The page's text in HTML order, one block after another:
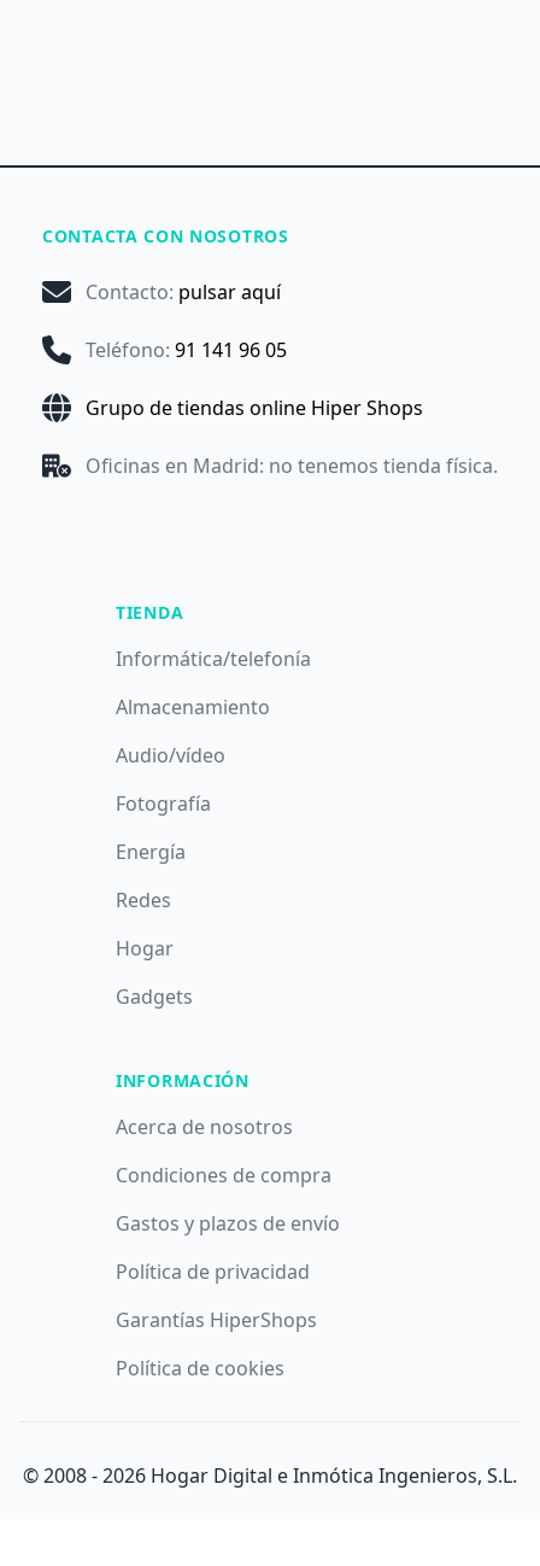
CONTACTA CON NOSOTROS
Contacto: pulsar aquí
Teléfono: 91 141 96 05
Grupo de tiendas online Hiper Shops
Oficinas en Madrid: no tenemos tienda física.
TIENDA
Informática/telefonía
Almacenamiento
Audio/vídeo
Fotografía
Energía
Redes
Hogar
Gadgets
INFORMACIÓN
Acerca de nosotros
Condiciones de compra
Gastos y plazos de envío
Política de privacidad
Garantías HiperShops
Política de cookies
© 2008 -2026 Hogar Digital e Inmótica Ingenieros, S.L.